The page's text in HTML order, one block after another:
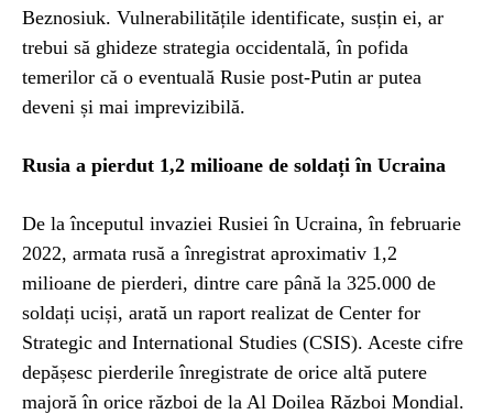
Beznosiuk. Vulnerabilitățile identificate, susțin ei, ar
trebui să ghideze strategia occidentală, în pofida
temerilor că o eventuală Rusie post-Putin ar putea
deveni și mai imprevizibilă.
Rusia a pierdut 1,2 milioane de soldați în Ucraina
De la începutul invaziei Rusiei în Ucraina, în februarie
2022, armata rusă a înregistrat aproximativ 1,2
milioane de pierderi, dintre care până la 325.000 de
soldați uciși, arată un raport realizat de Center for
Strategic and International Studies (CSIS). Aceste cifre
depășesc pierderile înregistrate de orice altă putere
majoră în orice război de la Al Doilea Război Mondial.